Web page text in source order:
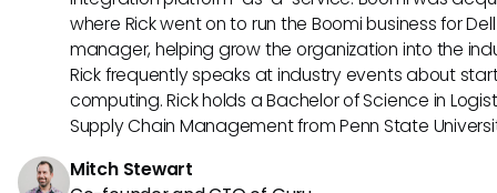
where Rick went on to run the Boomi business for
manager, helping grow the organization into the
Rick frequently speaks at industry events about
computing. Rick holds a Bachelor of Science in
Supply Chain Management from Penn State
Mitch Stewart